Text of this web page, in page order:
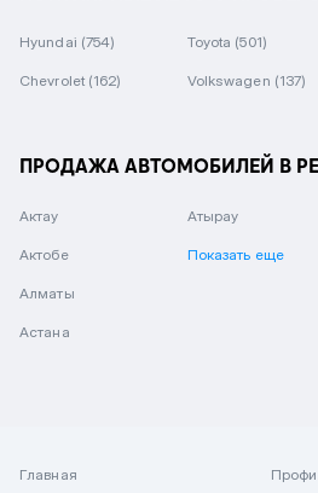
Hyundai (754) Toyota (501)
Chevrolet (162) Volkswagen (137)
ПРОДАЖА АВТОМОБИЛЕЙ В
Актау
Актобе
Алматы
Астана
Атырау
Показать еще
Главная